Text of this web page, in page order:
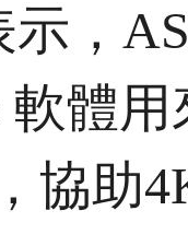
示，
軟體
協助